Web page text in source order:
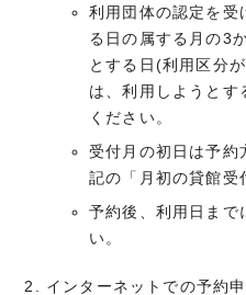
利用団体の認定を受
る日の属する月の3
とする日(利用区分
は、利用しようとす
ください。
受付月の初日は予約
記の「月初の貸館受
予約後、利用日まで
い。
インターネットでの予約